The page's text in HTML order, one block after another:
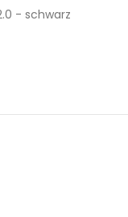
- schwarz